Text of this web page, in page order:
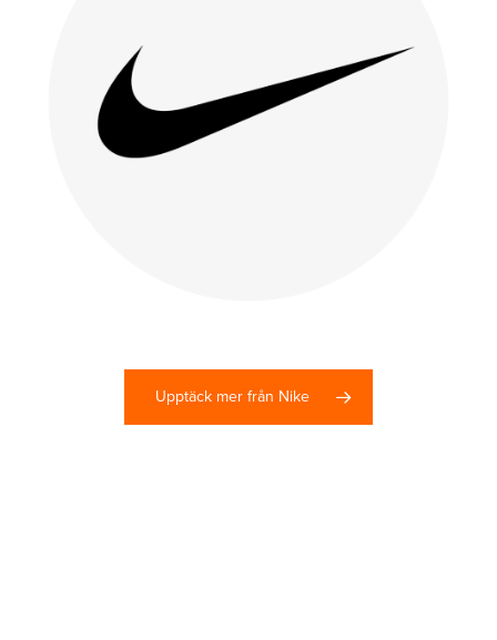
Upptäck mer från Nike